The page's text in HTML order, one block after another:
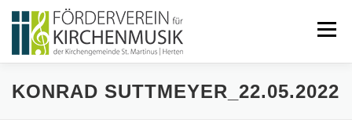
Inhalt
springen
Menü
START ÜBER UNS
KONRAD SUTTMEYER_22.05.2022